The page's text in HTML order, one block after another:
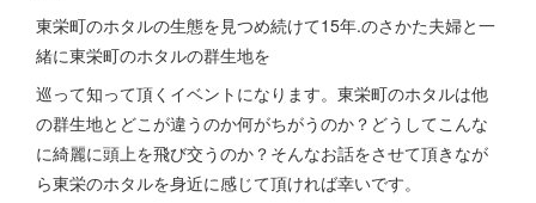
東栄町のホタルの生態を見つめ続けて15年.のさかた夫婦と一
緒に東栄町のホタルの群生地を
巡って知って頂くイベントになります。東栄町のホタルは他
の群生地とどこが違うのか何がちがうのか？どうしてこんな
に綺麗に頭上を飛び交うのか？そんなお話をさせて頂きなが
ら東栄のホタルを身近に感じて頂ければ幸いです。